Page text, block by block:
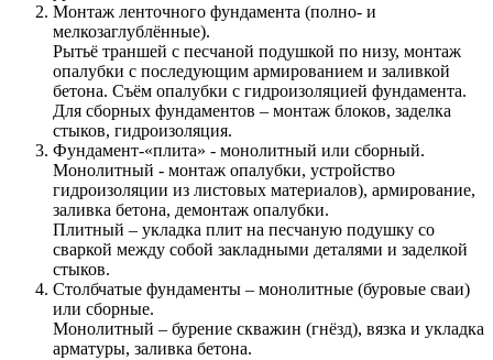
Монтаж ленточного фундамента (полно- и
мелкозаглублённые).
Рытьё траншей с песчаной подушкой по низу, монтаж
опалубки с последующим армированием и заливкой
бетона. Съём опалубки с гидроизоляцией фундамента.
Для сборных фундаментов – монтаж блоков, заделка
стыков, гидроизоляция.
Фундамент-«плита» - монолитный или сборный.
Монолитный - монтаж опалубки, устройство
гидроизоляции из листовых материалов), армирование,
заливка бетона, демонтаж опалубки.
Плитный – укладка плит на песчаную подушку со
сваркой между собой закладными деталями и заделкой
стыков.
Столбчатые фундаменты – монолитные (буровые сваи)
или сборные.
Монолитный – бурение скважин (гнёзд), вязка и укладка
арматуры, заливка бетона.